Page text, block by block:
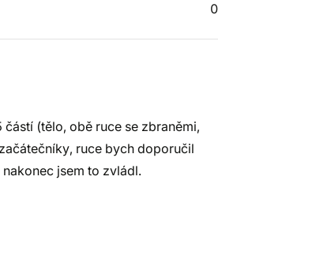
0
(tělo, obě ruce se zbraněmi,
ruce bych doporučil
jsem to zvládl.